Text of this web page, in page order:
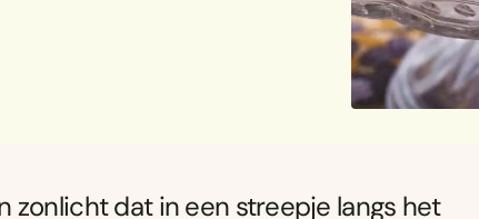
zonlicht dat in een streepje langs het